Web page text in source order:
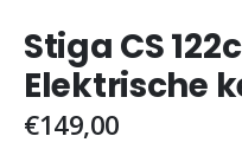
Stiga CS
Elektrische
€149,00